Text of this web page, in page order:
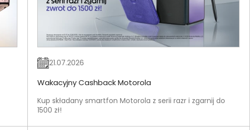
21.07.2026
Wakacyjny Cashback Motorola
Kup składany smartfon Motorola z serii razr i zgarnij do
1500 zł!